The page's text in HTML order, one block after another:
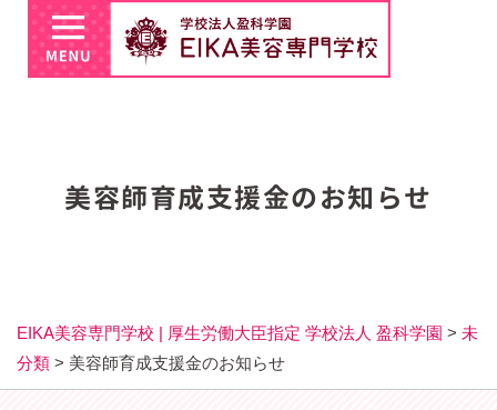
美容師育成支援金のお知らせ
EIKA美容専門学校 | 厚生労働大臣指定 学校法人 盈科学園 > 未
分類 > 美容師育成支援金のお知らせ